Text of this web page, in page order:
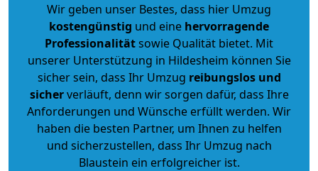
Wir geben unser Bestes, dass hier Umzug
kostengünstig und eine hervorragende
Professionalitätsowie Qualität bietet. Mit
unserer Unterstützung in Hildesheim können Sie
sicher sein, dass Ihr Umzug reibungslos und
sicherverläuft, denn wir sorgen dafür, dass Ihre
Anforderungen und Wünsche erfüllt werden. Wir
haben die besten Partner, um Ihnen zu helfen
und sicherzustellen, dass Ihr Umzug nach
Blaustein ein erfolgreicher ist.